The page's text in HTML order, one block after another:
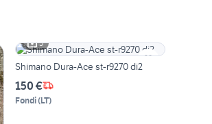
5
Shimano Dura-Ace st-r9270 di2
150 €
Fondi(LT)